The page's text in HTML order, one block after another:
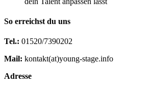
So erreichst du uns
Tel.: 01520/7390202
Mail: kontakt(at)young-stage.info
Adresse